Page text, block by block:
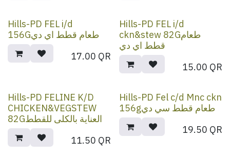
Hills-PD FEL i/d
156Gطعام قطط اي دي
17.00 QR
Hills-PD FEL i/d
ckn&stew 82Gطعام
قطط اي دي
15.00 QR
Hills-PD FELINE K/D
CHICKEN&VEGSTEW
82Gالعناية بالكلى للقطط
11.50 QR
Hills-PD Fel c/d Mnc ckn
156gطعام قطط سي دي
19.50 QR